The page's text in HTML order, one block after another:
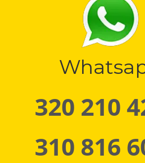
320 210
310 816